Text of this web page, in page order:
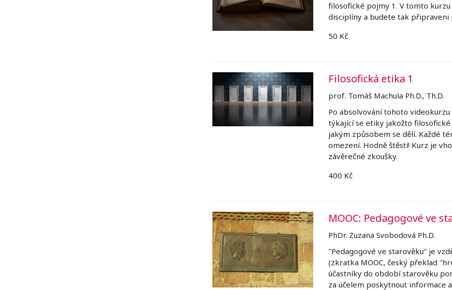
filosofické pojmy 1. V tomto
disciplíny a budete tak
50 Kč
Filosofická etika 1
prof. Tomáš Machula Ph.D., Th.D.
Po absolvování tohoto
týkající se etiky jakožto
jakým způsobem se dělí. Každé
omezení. Hodně štěstí! Kurz je
závěrečné zkoušky.
400 Kč
MOOC: Pedagogové ve
PhDr. Zuzana Svobodová Ph.D.
"Pedagogové ve starověku" je
(zkratka MOOC, český překlad
účastníky do období starověku
za účelem poskytnout informace